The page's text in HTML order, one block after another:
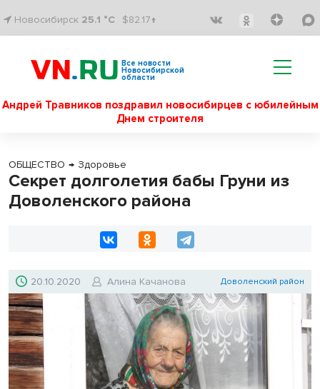
Новосибирск 25.1 °C $82.17↑
Все новости
Новосибирской
области
Андрей Травников поздравил новосибирцев с юбилейным
Днем строителя
ОБЩЕСТВО → Здоровье
Секрет долголетия бабы Груни из
Доволенского района
20.10.2020 Алина Качанова Доволенский район